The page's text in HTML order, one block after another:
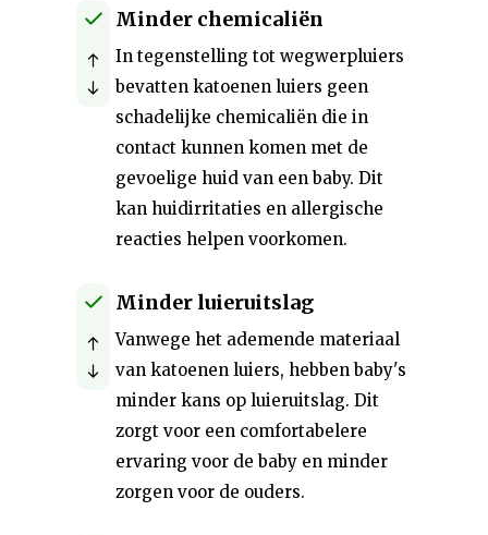
Minder chemicaliën
In tegenstelling tot wegwerpluiers
bevatten katoenen luiers geen
schadelijke chemicaliën die in
contact kunnen komen met de
gevoelige huid van een baby. Dit
kan huidirritaties en allergische
reacties helpen voorkomen.
Minder luieruitslag
Vanwege het ademende materiaal
van katoenen luiers, hebben baby's
minder kans op luieruitslag. Dit
zorgt voor een comfortabelere
ervaring voor de baby en minder
zorgen voor de ouders.